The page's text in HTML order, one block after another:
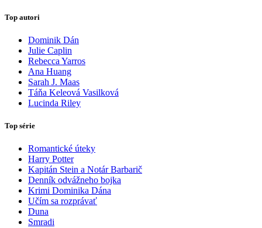
Top autori
Dominik Dán
Julie Caplin
Rebecca Yarros
Ana Huang
Sarah J. Maas
Táňa Keleová Vasilková
Lucinda Riley
Top série
Romantické úteky
Harry Potter
Kapitán Stein a Notár Barbarič
Denník odvážneho bojka
Krimi Dominika Dána
Učím sa rozprávať
Duna
Smradi